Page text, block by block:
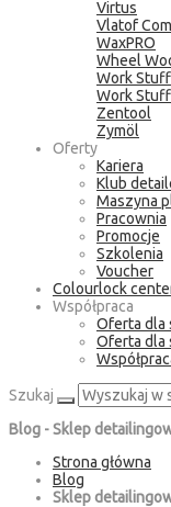
Virtus
Vlatof
WaxPRO
Wheel
Work Stuff
Work
Zentool
Zymöl
Oferty
Kariera
Klub
Maszyna
Pracownia
Promocje
Szkolenia
Voucher
Colourlock
Współpraca
Oferta dla
Oferta dla
Szukaj
Blog - Sklep
Strona główna
Blog
Sklep